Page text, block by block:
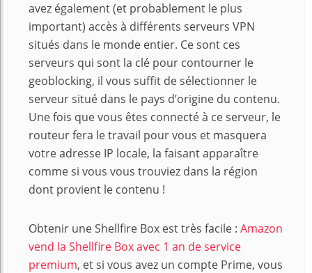
avez également (et probablement le plus
important) accès à différents serveurs VPN
situés dans le monde entier. Ce sont ces
serveurs qui sont la clé pour contourner le
geoblocking, il vous suffit de sélectionner le
serveur situé dans le pays d’origine du contenu.
Une fois que vous êtes connecté à ce serveur, le
routeur fera le travail pour vous et masquera
votre adresse IP locale, la faisant apparaître
comme si vous vous trouviez dans la région
dont provient le contenu !
Obtenir une Shellfire Box est très facile : Amazon
vend la Shellfire Box avec 1 an de service
premium, et si vous avez un compte Prime, vous